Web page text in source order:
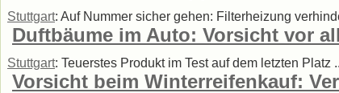
Stuttgart: Auf Nummer sicher gehen: Filterheizung
Duftbäume im Auto: Vorsicht vor
Stuttgart: Teuerstes Produkt im Test auf dem letzten Platz
Vorsicht beim Winterreifenkauf: